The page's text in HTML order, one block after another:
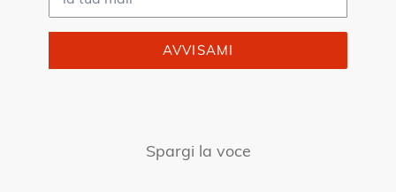
AVVISAMI
Spargi la voce